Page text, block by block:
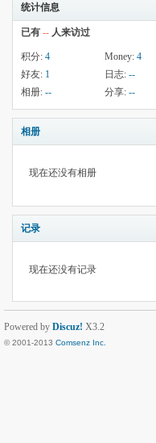
统计信息
已有 -- 人来访过
积分: 4 Money: 4
好友: 1 日志: --
相册: -- 分享: --
相册
现在还没有相册
记录
现在还没有记录
Powered by Discuz! X3.2
© 2001-2013 Comsenz Inc.